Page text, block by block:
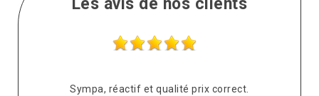
Les avis de nos clients
Sympa, réactif et qualité prix correct.